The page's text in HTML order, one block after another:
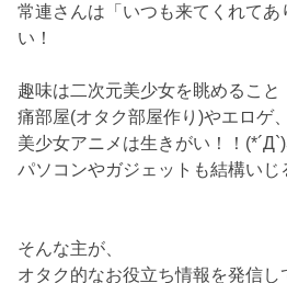
常連さんは「いつも来てくれて
い！
趣味は二次元美少女を眺めること
痛部屋(オタク部屋作り)やエロゲ、
美少女アニメは生きがい！！(*´Д`)
パソコンやガジェットも結構いじ
そんな主が、
オタク的なお役立ち情報を発信し